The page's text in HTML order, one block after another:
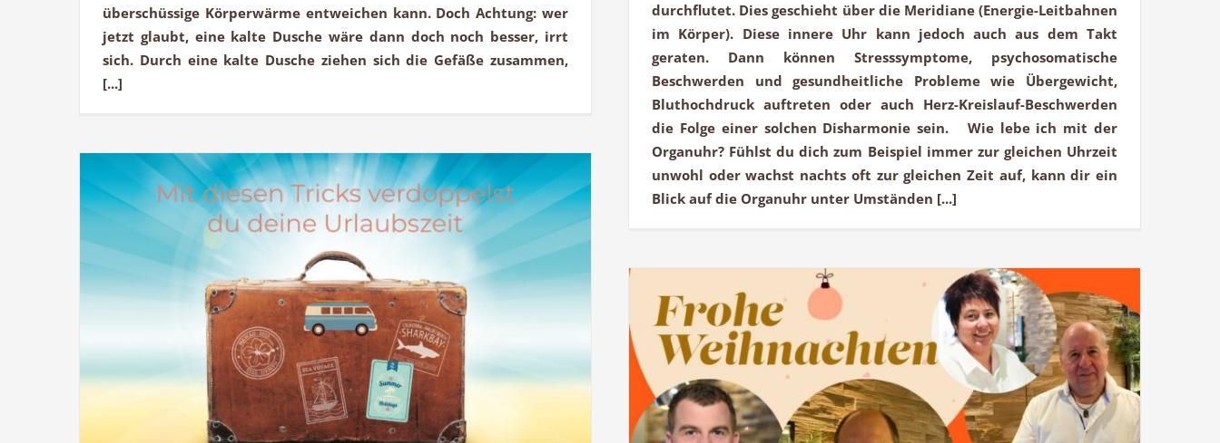
überschüssige Körperwärme entweichen kann. Doch Achtung: wer
jetzt glaubt, eine kalte Dusche wäre dann doch noch besser, irrt
sich. Durch eine kalte Dusche ziehen sich die Gefäße zusammen,
[...]
durchflutet. Dies geschieht über die Meridiane (Energie-Leitbahnen
im Körper). Diese innere Uhr kann jedoch auch aus dem Takt
geraten. Dann können Stresssymptome, psychosomatische
Beschwerden und gesundheitliche Probleme wie Übergewicht,
Bluthochdruck auftreten oder auch Herz-Kreislauf-Beschwerden
die Folge einer solchen Disharmonie sein. Wie lebe ich mit der
Organuhr? Fühlst du dich zum Beispiel immer zur gleichen Uhrzeit
unwohl oder wachst nachts oft zur gleichen Zeit auf, kann dir ein
Blick auf die Organuhr unter Umständen [...]